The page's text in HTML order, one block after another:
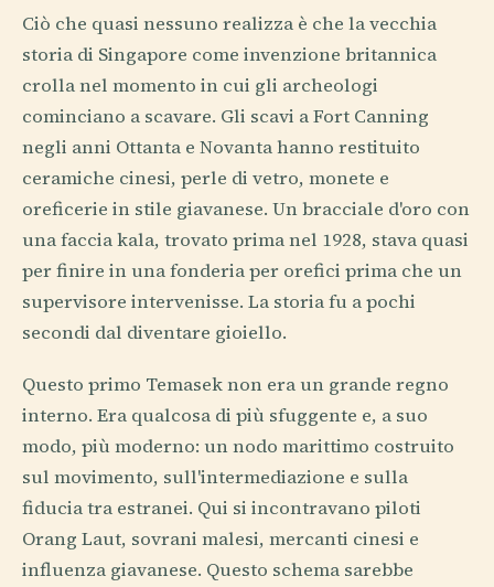
Ciò che quasi nessuno realizza è che la vecchia
storia di Singapore come invenzione britannica
crolla nel momento in cui gli archeologi
cominciano a scavare. Gli scavi a Fort Canning
negli anni Ottanta e Novanta hanno restituito
ceramiche cinesi, perle di vetro, monete e
oreficerie in stile giavanese. Un bracciale d'oro con
una faccia kala, trovato prima nel 1928, stava quasi
per finire in una fonderia per orefici prima che un
supervisore intervenisse. La storia fu a pochi
secondi dal diventare gioiello.
Questo primo Temasek non era un grande regno
interno. Era qualcosa di più sfuggente e, a suo
modo, più moderno: un nodo marittimo costruito
sul movimento, sull'intermediazione e sulla
fiducia tra estranei. Qui si incontravano piloti
Orang Laut, sovrani malesi, mercanti cinesi e
influenza giavanese. Questo schema sarebbe